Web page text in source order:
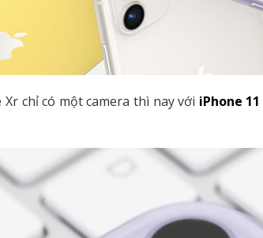
chỉ có một camera thì nay với iPhone 11